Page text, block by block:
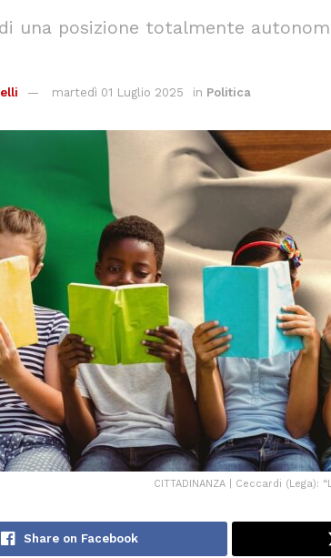
una posizione totalmente
martedì 01 Luglio 2025 in Politica
CITTADINANZA | Ceccardi
Share on Facebook